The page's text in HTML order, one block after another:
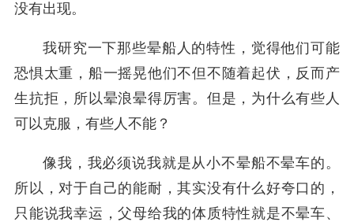
没有出现。
我研究一下那些晕船人的特性，觉得他们可能
恐惧太重，船一摇晃他们不但不随着起伏，反而产
生抗拒，所以晕浪晕得厉害。但是，为什么有些人
可以克服，有些人不能？
像我，我必须说我就是从小不晕船不晕车的。
所以，对于自己的能耐，其实没有什么好夸口的，
只能说我幸运，父母给我的体质特性就是不晕车、